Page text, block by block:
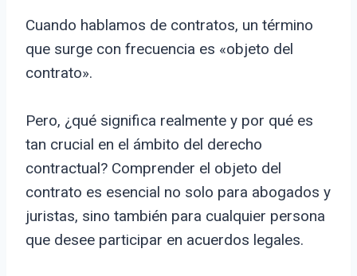
Cuando hablamos de contratos, un término
que surge con frecuencia es «objeto del
contrato».
Pero, ¿qué significa realmente y por qué es
tan crucial en el ámbito del derecho
contractual? Comprender el objeto del
contrato es esencial no solo para abogados y
juristas, sino también para cualquier persona
que desee participar en acuerdos legales.